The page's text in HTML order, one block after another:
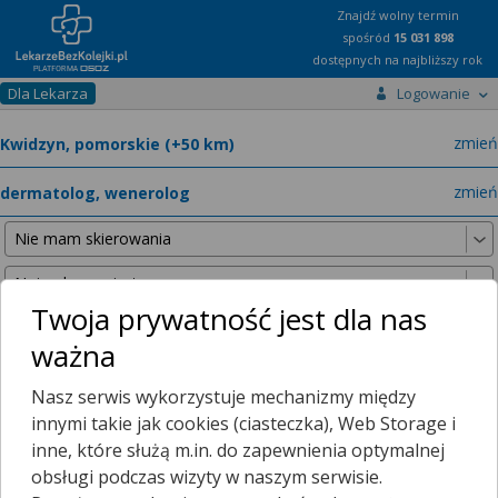
Znajdź wolny termin
spośród 15 031 898
dostępnych na najbliższy rok
Dla Lekarza Logowanie
zmień
zmień
Nie znaleźliśmy żadnych lekarzy w promieniu25 km , dlatego
zwiększyliśmy promień wyszukiwania do
50 km
Twoja prywatność jest dla nas
ważna
Nasz serwis wykorzystuje mechanizmy między
innymi takie jak cookies (ciasteczka), Web Storage i
inne, które służą m.in. do zapewnienia optymalnej
obsługi podczas wizyty w naszym serwisie.